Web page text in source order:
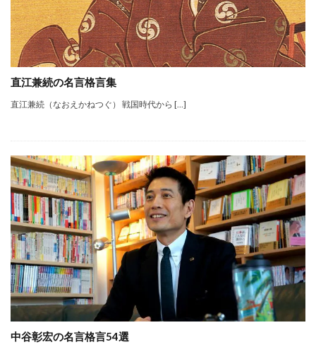
直江兼続の名言格言集
直江兼続（なおえかねつぐ） 戦国時代から […]
中谷彰宏の名言格言54選